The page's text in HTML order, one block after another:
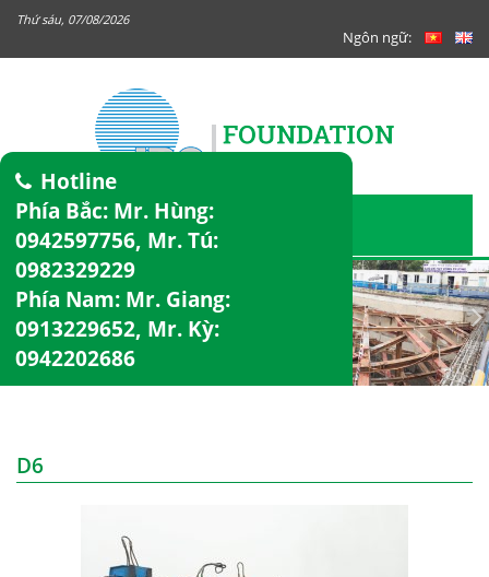
Thứ sáu, 07/08/2026
Ngôn ngữ:
Hotline
Phía Bắc: Mr. Hùng:
0942597756, Mr. Tú:
0982329229
Phía Nam: Mr. Giang:
0913229652, Mr. Kỳ:
0942202686
D6